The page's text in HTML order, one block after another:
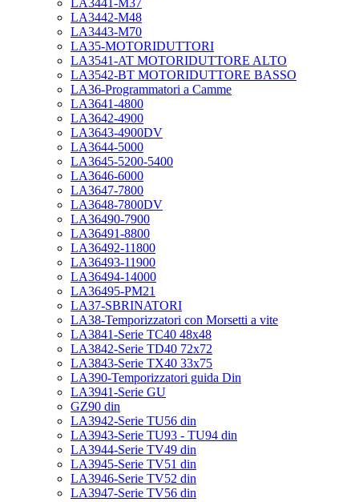
LA3441-M37
LA3442-M48
LA3443-M70
LA35-MOTORIDUTTORI
LA3541-AT MOTORIDUTTORE ALTO
LA3542-BT MOTORIDUTTORE BASSO
LA36-Programmatori a Camme
LA3641-4800
LA3642-4900
LA3643-4900DV
LA3644-5000
LA3645-5200-5400
LA3646-6000
LA3647-7800
LA3648-7800DV
LA36490-7900
LA36491-8800
LA36492-11800
LA36493-11900
LA36494-14000
LA36495-PM21
LA37-SBRINATORI
LA38-Temporizzatori con Morsetti a vite
LA3841-Serie TC40 48x48
LA3842-Serie TD40 72x72
LA3843-Serie TX40 33x75
LA390-Temporizzatori guida Din
LA3941-Serie GU
GZ90 din
LA3942-Serie TU56 din
LA3943-Serie TU93 - TU94 din
LA3944-Serie TV49 din
LA3945-Serie TV51 din
LA3946-Serie TV52 din
LA3947-Serie TV56 din